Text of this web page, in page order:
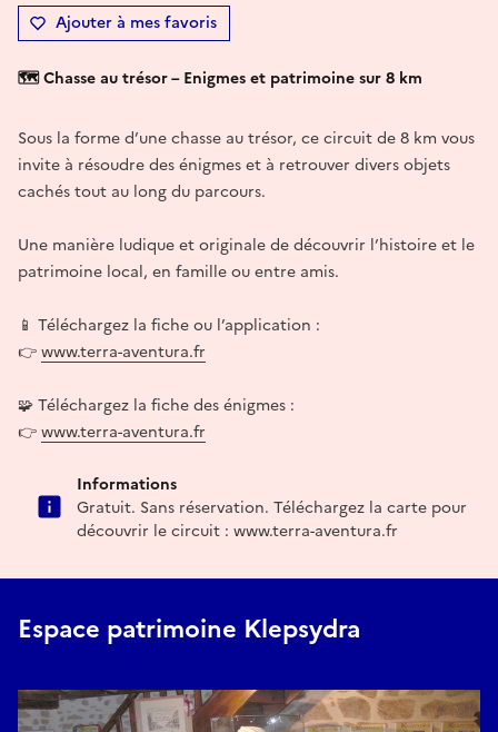
Ajouter à mes favoris
🗺️ Chasse au trésor – Enigmes et patrimoine sur 8 km
Sous la forme d’une chasse au trésor, ce circuit de 8 km vous
invite à résoudre des énigmes et à retrouver divers objets
cachés tout au long du parcours.
Une manière ludique et originale de découvrir l’histoire et le
patrimoine local, en famille ou entre amis.
📱 Téléchargez la fiche ou l’application :
👉www.terra-aventura.fr
🧩 Téléchargez la fiche des énigmes :
👉www.terra-aventura.fr
Informations
Gratuit. Sans réservation. Téléchargez la carte pour
découvrir le circuit : www.terra-aventura.fr
Espace patrimoine Klepsydra